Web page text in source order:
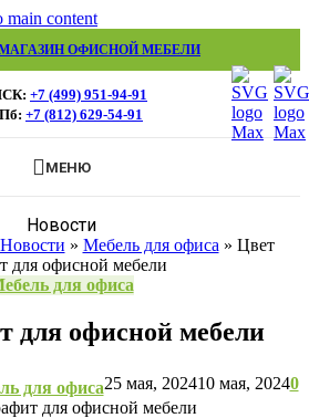
main content
ОФИСНОЙ МЕБЕЛИ
+7 (499) 951-94-91
+7 (812) 629-54-91
МЕНЮ
Новости
Новости » Мебель для офиса » Цвет
для офисной мебели
для офиса
для офисной мебели
для офиса25 мая, 202410 мая, 20240